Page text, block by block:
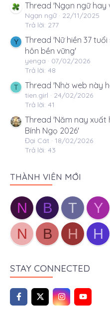
Thread 'Ngạn ngữ hay
Ngạn ngữ
22/11/2025
Trả lời: 277
Y
Thread 'Nữ hiền 37
hôn bền vững'
yenga
07/02/2026
Trả lời: 48
T Thread 'Nhờ web này
tien.girl
24/02/2026
Trả lời: 41
Thread 'Năm nay xuất
Bính Ngọ 2026'
Đại Cát
18/02/2026
Trả lời: 43
THÀNH VIÊN MỚI
N B T Y
N
B H H
STAY CONNECTED